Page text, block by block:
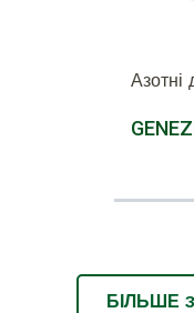
Азотні
БІЛЬШЕ 3